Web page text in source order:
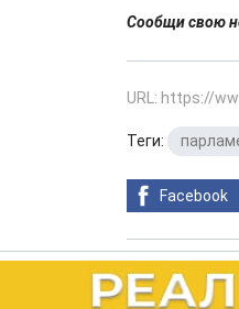
Сообщи свою
URL: https://
Теги:
Facebook